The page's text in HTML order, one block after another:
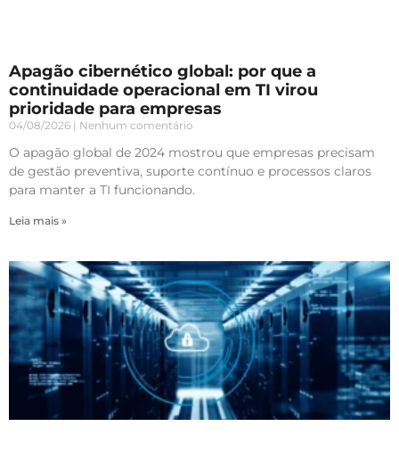
Apagão cibernético global: por que a
continuidade operacional em TI virou
prioridade para empresas
04/08/2026 Nenhum comentário
O apagão global de 2024 mostrou que empresas precisam
de gestão preventiva, suporte contínuo e processos claros
para manter a TI funcionando.
Leia mais »